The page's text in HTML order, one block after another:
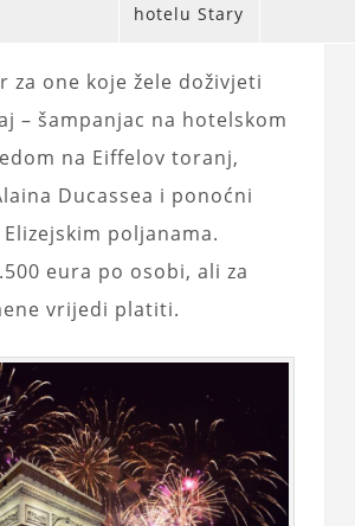
hotelu Stary
za one koje žele doživjeti
– šampanjac na hotelskom
na Eiffelov toranj,
Ducassea i ponoćni
poljanama.
eura po osobi, ali za
vrijedi platiti.